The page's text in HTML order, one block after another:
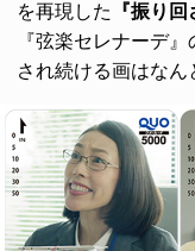
を再現した
『振り
『弦楽セレナーデ
され続ける画はなん